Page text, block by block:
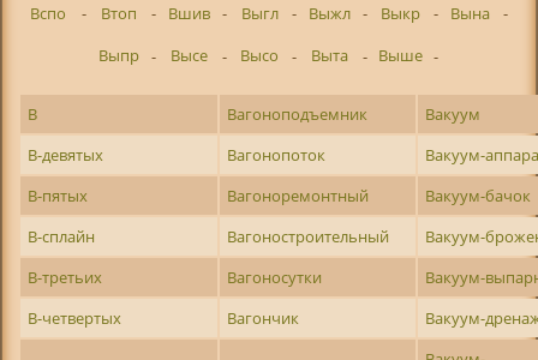
Вспо
- Втоп - Вшив - Выгл - Выжл - Выкр - Вына
-
Выпр - Высе - Высо - Выта - Выше -
В Вагоноподъемник
Вакуум
В-девятых
Вагонопоток
Вакуум-
В-пятых
Вагоноремонтный
Вакуум-бачок
В-сплайн
Вагоностроительный
Вакуум-
В-третьих
Вагоносутки
Вакуум-
В-четвертых
Вагончик Вакуум-